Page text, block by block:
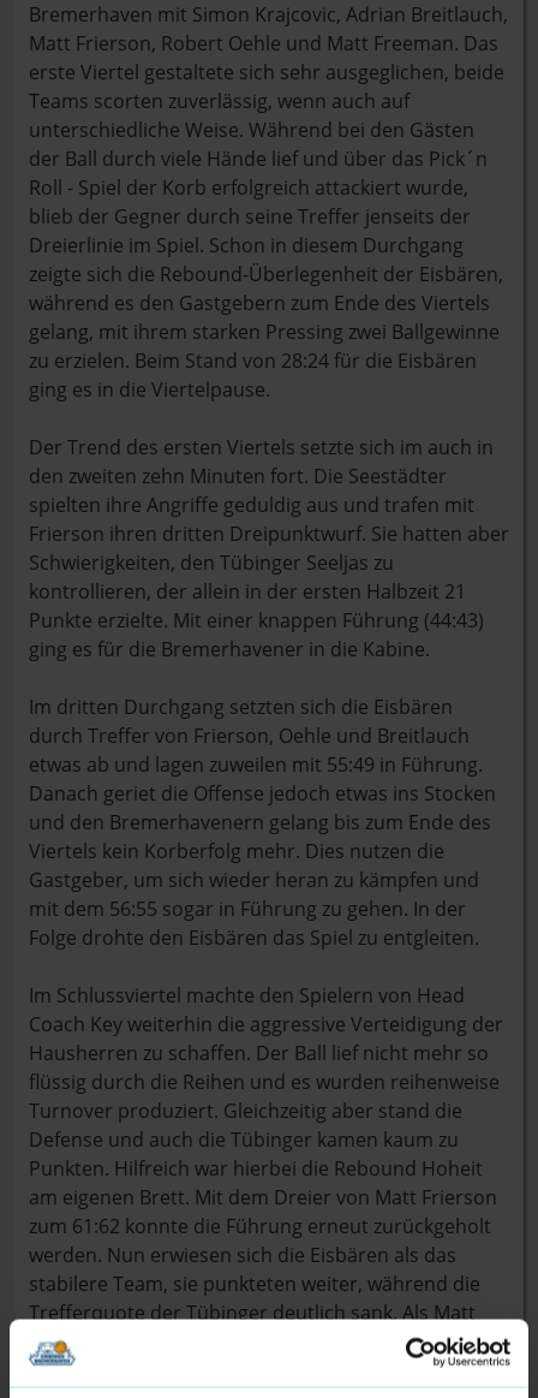
Bremerhaven mit Simon Krajcovic, Adrian Breitlauch,
Matt Frierson, Robert Oehle und Matt Freeman. Das
erste Viertel gestaltete sich sehr ausgeglichen, beide
Teams scorten zuverlässig, wenn auch auf
unterschiedliche Weise. Während bei den Gästen
der Ball durch viele Hände lief und über das Pick´n
Roll - Spiel der Korb erfolgreich attackiert wurde,
blieb der Gegner durch seine Treffer jenseits der
Dreierlinie im Spiel. Schon in diesem Durchgang
zeigte sich die Rebound-Überlegenheit der Eisbären,
während es den Gastgebern zum Ende des Viertels
gelang, mit ihrem starken Pressing zwei Ballgewinne
zu erzielen. Beim Stand von 28:24 für die Eisbären
ging es in die Viertelpause.
Der Trend des ersten Viertels setzte sich im auch in
den zweiten zehn Minuten fort. Die Seestädter
spielten ihre Angriffe geduldig aus und trafen mit
Frierson ihren dritten Dreipunktwurf. Sie hatten aber
Schwierigkeiten, den Tübinger Seeljas zu
kontrollieren, der allein in der ersten Halbzeit 21
Punkte erzielte. Mit einer knappen Führung (44:43)
ging es für die Bremerhavener in die Kabine.
Im dritten Durchgang setzten sich die Eisbären
durch Treffer von Frierson, Oehle und Breitlauch
etwas ab und lagen zuweilen mit 55:49 in Führung.
Danach geriet die Offense jedoch etwas ins Stocken
und den Bremerhavenern gelang bis zum Ende des
Viertels kein Korberfolg mehr. Dies nutzen die
Gastgeber, um sich wieder heran zu kämpfen und
mit dem 56:55 sogar in Führung zu gehen. In der
Folge drohte den Eisbären das Spiel zu entgleiten.
Im Schlussviertel machte den Spielern von Head
Coach Key weiterhin die aggressive Verteidigung der
Hausherren zu schaffen. Der Ball lief nicht mehr so
flüssig durch die Reihen und es wurden reihenweise
Turnover produziert. Gleichzeitig aber stand die
Defense und auch die Tübinger kamen kaum zu
Punkten. Hilfreich war hierbei die Rebound Hoheit
am eigenen Brett. Mit dem Dreier von Matt Frierson
zum 61:62 konnte die Führung erneut zurückgeholt
werden. Nun erwiesen sich die Eisbären als das
stabilere Team, sie punkteten weiter, während die
Trefferquote der Tübinger deutlich sank. Als Matt
Freeman trotz blauem Auge zwei Minuten vor dem
Ende mit seinem erfolgreichen Dreier den